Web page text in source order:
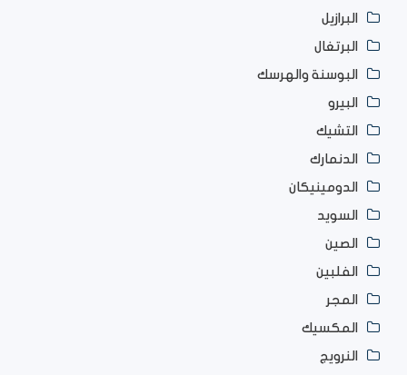
البرازيل
البرتغال
البوسنة والهرسك
البيرو
التشيك
الدنمارك
الدومينيكان
السويد
الصين
الفلبين
المجر
المكسيك
النرويج